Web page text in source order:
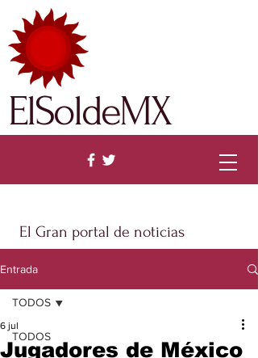
El Gran portal de noticias
ElSoldeMX
Entrada
TODOS
TODOS
Jugadores de México
6 jul